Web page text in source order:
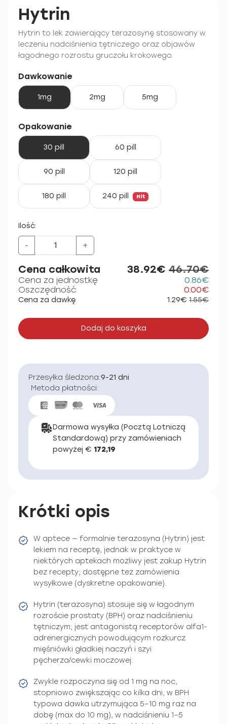
Hytrin
Hytrin to lek zawierający terazosynę stosowany w
leczeniu nadciśnienia tętniczego oraz objawów
łagodnego rozrostu gruczołu krokowego.
Dawkowanie
1mg 2mg 5mg
Opakowanie
30 pill 60 pill
90 pill 120 pill
180 pill 240 pill Hit
Ilość:
- +
Cena całkowita 38.92€ 46.70€
Cena za jednostkę
0.86€
Oszczędność
0.00€
Cena za dawkę 1.29€ 1.55€
Dodaj do koszyka
Przesyłka śledzona:9-21 dni
Metoda płatności:
Darmowa wysyłka (Pocztą Lotniczą
Standardową) przy zamówieniach
powyżej € 172,19
Krótki opis
W aptece — formalnie terazosyna (Hytrin) jest
lekiem na receptę, jednak w praktyce w
niektórych aptekach możliwy jest zakup Hytrin
bez recepty; dostępne też zamówienia
wysyłkowe (dyskretne opakowanie).
Hytrin (terazosyna) stosuje się w łagodnym
rozroście prostaty (BPH) oraz nadciśnieniu
tętniczym; jest antagonistą receptorów alfa1-
adrenergicznych powodującym rozkurcz
mięśniówki gładkiej naczyń i szyi
pęcherza/cewki moczowej.
Zwykle rozpoczyna się od 1 mg na noc,
stopniowo zwiększając co kilka dni; w BPH
typowa dawka utrzymująca 5–10 mg raz na
dobę (max do 10 mg), w nadciśnieniu 1–5